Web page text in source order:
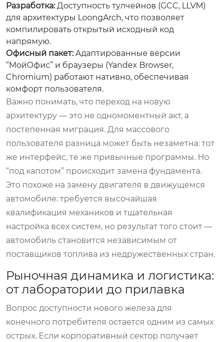
Разработка:Доступность тулчейнов (GCC, LLVM)
для архитектуры LoongArch, что позволяет
компилировать открытый исходный код
напрямую.
Офисный пакет:Адаптированные версии
“МойОфис” и браузеры (Yandex Browser,
Chromium) работают нативно, обеспечивая
комфорт пользователя.
Важно понимать, что переход на новую
архитектуру — это не одномоментный акт, а
постепенная миграция. Для массового
пользователя разница может быть незаметна: тот
же интерфейс, те же привычные программы. Но
“под капотом” происходит замена фундамента.
Это похоже на замену двигателя в движущемся
автомобиле: требуется высочайшая
квалификация механиков и тщательная
настройка всех систем, но результат того стоит —
автомобиль становится независимым от
поставщиков топлива из недружественных стран.
Рыночная динамика и логистика:
от лаборатории до прилавка
Вопрос доступности нового железа для
конечного потребителя остается одним из самых
острых. Если корпоративный сектор получает